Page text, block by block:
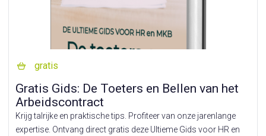
gratis
Gratis Gids: De Toeters en Bellen van het
Arbeidscontract
Krijg talrijke en praktische tips. Profiteer van onze jarenlange
expertise. Ontvang direct gratis deze Ultieme Gids voor HR en